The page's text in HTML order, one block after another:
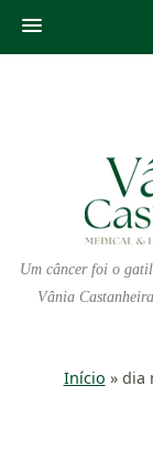
Um câncer foi o
Vânia
Início » dia